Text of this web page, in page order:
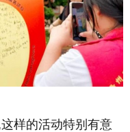
样的活动特别有意